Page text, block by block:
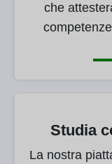
che
Studia
La nostra